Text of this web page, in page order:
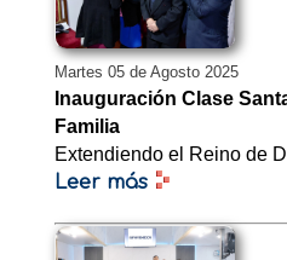
Martes 05 de Agosto 2025
Inauguración Clase
Familia
Extendiendo el Reino de
Leer más